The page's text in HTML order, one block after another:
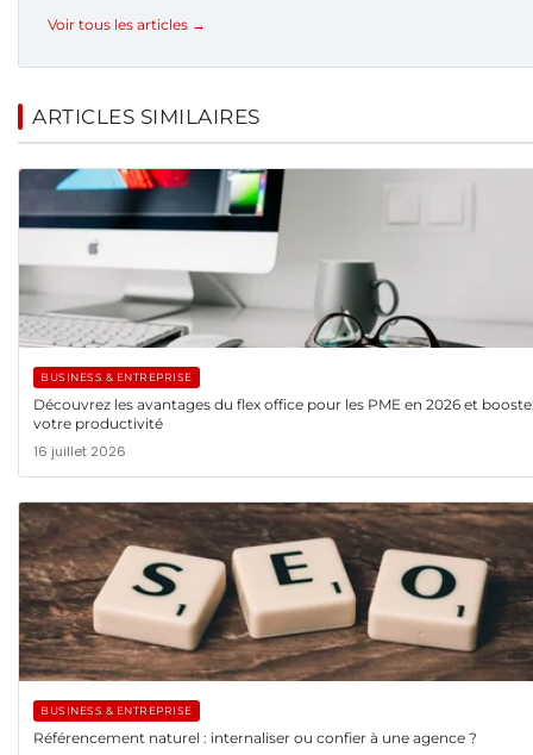
Voir tous les articles →
ARTICLES SIMILAIRES
BUSINESS & ENTREPRISE
Découvrez les avantages du flex office pour les PME en 2026 et
votre productivité
16 juillet 2026
BUSINESS & ENTREPRISE
Référencement naturel : internaliser ou confier à une agence ?